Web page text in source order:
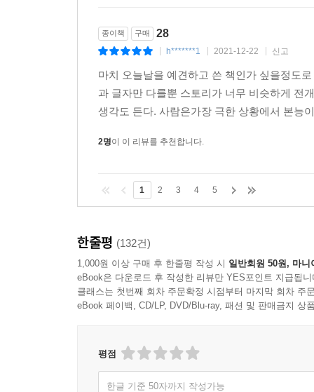
종이책 구매 28
h*******1 2021-12-22 신고
마치 오늘날을 예견하고 쓴 책인가 싶을정도
과 글자만 다를뿐 스토리가 너무 비슷하게 전
생각도 든다. 사람은가장 극한 상황에서 본능
2명이 이 리뷰를 추천합니다.
1 2 3 4 5
한줄평 (132건)
1,000원 이상 구매 후 한줄평 작성 시 일반회원 50원, 마니
eBook은 다운로드 후 작성한 리뷰만 YES포인트 지급됩니
클래스는 첫번째 회차 주문확정 시점부터 마지막 회차 주
eBook 페이백, CD/LP, DVD/Blu-ray, 패션 및 판매금지 상
평점
한글 기준 50자까지 작성가능